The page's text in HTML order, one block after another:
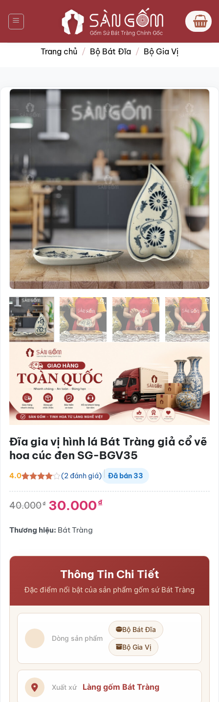
qua
nội
dung
Trang chủ / Bộ Bát Đĩa / Bộ Gia Vị
Đĩa gia vị hình lá Bát Tràng giả cổ vẽ
hoa cúc đen SG-BGV35
4.0
trênđánh
giá
(2 đánh giá) Đã bán 33
40.000₫
Giá
là:
40.000₫.
30.000₫
Giá
tại
Thương hiệu: Bát Tràng
Thông Tin Chi Tiết
Đặc điểm nổi bật của sản phẩm gốm sứ Bát Tràng
Dòng sản phẩm
Bộ Bát Đĩa
Bộ Gia Vị
Xuất xứ Làng gốm Bát Tràng